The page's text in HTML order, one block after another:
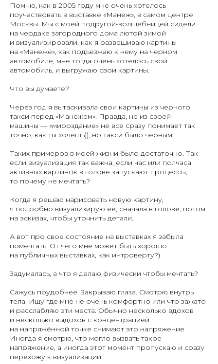
Помню, как в 2005 году мне очень хотелось
поучаствовать в выставке «Манеж», в самом центре
Москвы. Мы с моей подругой-волшебницей сидели
на чердаке загородного дома лютой зимой
и визуализировали, как я развешиваю картины
на «Манеже», как подъезжаю к нему на черном
автомобиле, мне тогда очень хотелось свой
автомобиль, и выгружаю свои картины.
Что вы думаете?
Через год я вытаскивала свои картины из черного
такси перед «Манежем». Правда, не из своей
машины — «мироздание» не все сразу понимает так
точно, как ты хочешь)), но такси было черным!
Таких примеров в моей жизни было достаточно. Так
если визуализация так важна, если час или полчаса
активных картинок в голове запускают процессы,
то почему не мечтать?
Когда я решаю нарисовать новую картину,
я подробно визуализирую ее, сначала в голове, потом
на эскизах, чтобы уточнить детали.
А вот про свое состояние на выставках я забыла
помечтать. От чего мне может быть хорошо
на публичных выставках, как интроверту?)
Задумалась, а что я делаю физически чтобы мечтать?
Сажусь поудобнее. Закрываю глаза. Смотрю внутрь
тела. Ищу где мне не очень комфортно или что зажато
и расслабляю эти места. Обычно несколько вдохов
и несколько выдохов с концентрацией
на напряжённой точке снимают это напряжение.
Иногда я смотрю, что могло вызвать такое
напряжение, а иногда этот момент пропускаю и сразу
перехожу к визуализации.